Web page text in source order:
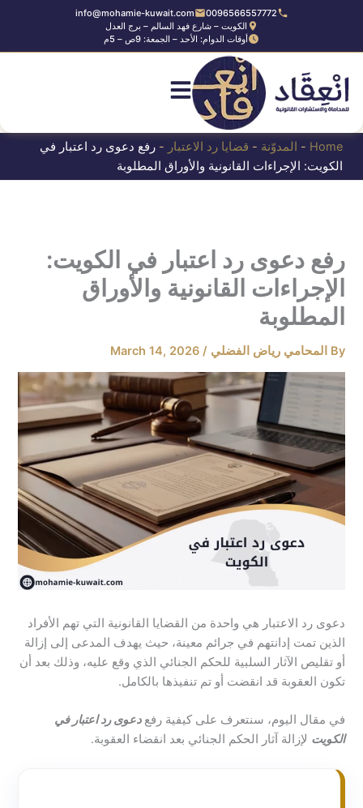
0096566557772
info@mohamie-kuwait.com
الكويت – شارع فهد السالم – برج العدل
أوقات الدوام: الأحد – الجمعة: 9ص – 5م
Home
- المدوّنة - قضايا رد الاعتبار - رفع دعوى رد اعتبار في
الكويت: الإجراءات القانونية والأوراق المطلوبة
رفع دعوى رد اعتبار في الكويت:
الإجراءات القانونية والأوراق
المطلوبة
By المحامي رياض الفضلي /
March 14, 2026
دعوى رد الاعتبار هي واحدة من القضايا القانونية التي تهم الأفراد
الذين تمت إدانتهم في جرائم معينة، حيث يهدف المدعى إلى إزالة
أو تقليص الآثار السلبية للحكم الجنائي الذي وقع عليه، وذلك بعد أن
تكون العقوبة قد انقضت أو تم تنفيذها بالكامل.
في مقال اليوم، سنتعرف على كيفية رفعدعوى رد اعتبار في
الكويت لإزالة آثار الحكم الجنائي بعد انقضاء العقوبة.